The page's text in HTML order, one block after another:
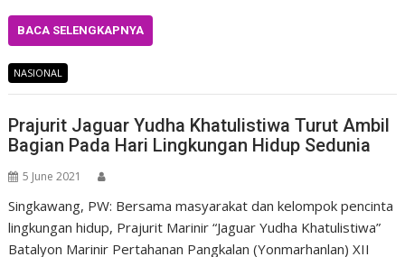
BACA SELENGKAPNYA
NASIONAL
Prajurit Jaguar Yudha Khatulistiwa Turut Ambil
Bagian Pada Hari Lingkungan Hidup Sedunia
5 June 2021
Singkawang, PW: Bersama masyarakat dan kelompok pencinta
lingkungan hidup, Prajurit Marinir “Jaguar Yudha Khatulistiwa”
Batalyon Marinir Pertahanan Pangkalan (Yonmarhanlan) XII